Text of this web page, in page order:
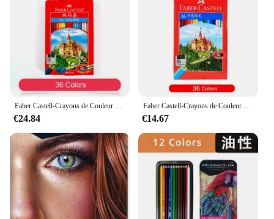
€24.84 €14.67